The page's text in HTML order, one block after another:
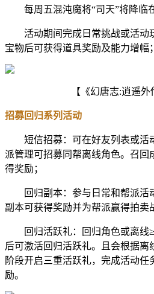
每周五混沌魔将“司天”将降临
活动期间完成日常挑战或活动
宝物后可获得道具奖励及能力增幅；
【《幻唐志:逍遥外
招募回归系列活动
短信招募：可在好友列表或活
派管理可招募同帮离线角色。召回
得奖励；
回归副本：参与日常和帮派活
副本可获得奖励并为帮派赢得拍卖
回归活跃礼：回归角色或离线
后可激活回归活跃礼。且会根据离
阶段开启三重活跃礼，完成活动任
励。